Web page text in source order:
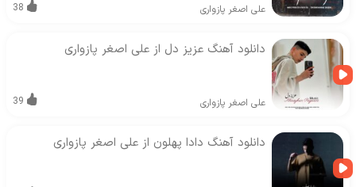
علی اصغر پازواری 38
دانلود آهنگ عزیز دل از علی اصغر پازواری
علی اصغر پازواری 39
دانلود آهنگ دادا پهلون از علی اصغر پازواری